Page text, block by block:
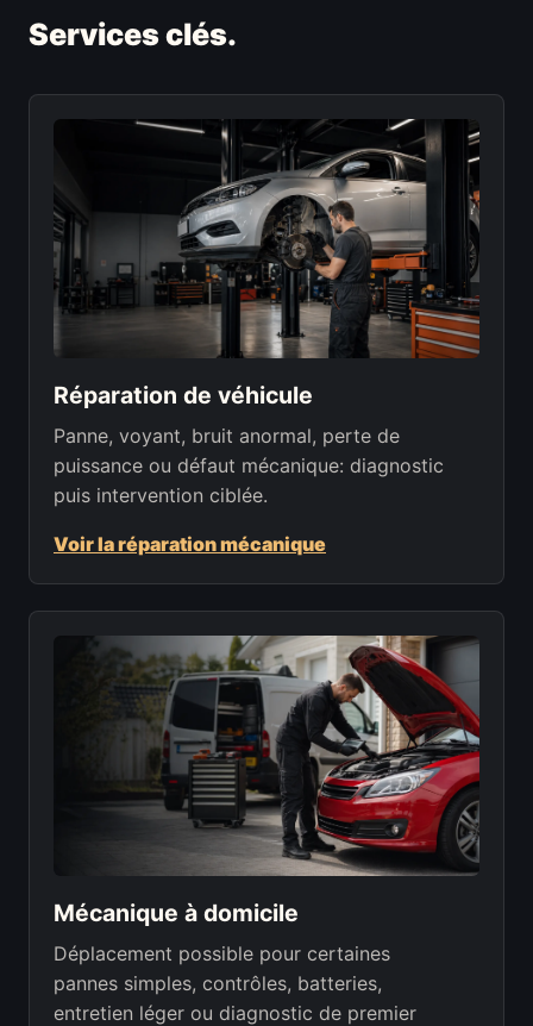
Services clés.
Réparation de véhicule
Panne, voyant, bruit anormal, perte de
puissance ou défaut mécanique: diagnostic
puis intervention ciblée.
Voir la réparation mécanique
Mécanique à domicile
Déplacement possible pour certaines
pannes simples, contrôles, batteries,
entretien léger ou diagnostic de premier